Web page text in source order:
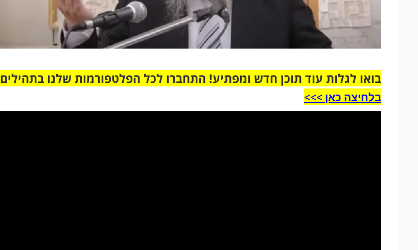
בואו לגלות עוד תוכן חדש ומפתיע! התחברו לכל הפלטפורמות שלנו בתהילים
בלחיצה כאן >>>​